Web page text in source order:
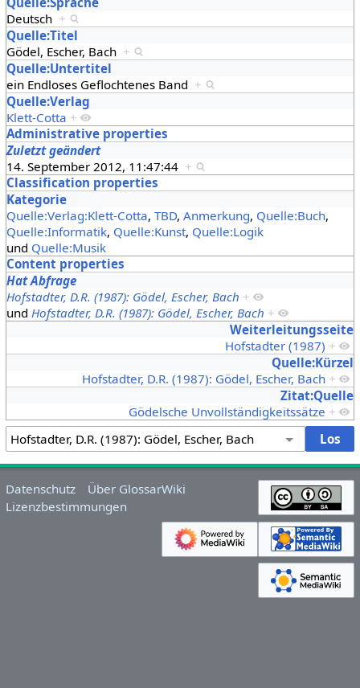
Deutsch +
Quelle:Titel
Gödel, Escher, Bach +
Quelle:Untertitel
ein Endloses Geflochtenes Band +
Quelle:Verlag
Klett-Cotta +
Administrative properties
Zuletzt geändert
14. September 2012, 11:47:44 +
Classification properties
Kategorie
Quelle:Verlag:Klett-Cotta, TBD, Anmerkung, Quelle:Buch,
Quelle:Informatik, Quelle:Kunst, Quelle:Logik
und Quelle:Musik
Content properties
Hat Abfrage
Hofstadter, D.R. (1987): Gödel, Escher, Bach +
und Hofstadter, D.R. (1987): Gödel, Escher, Bach +
Weiterleitungsseite
Hofstadter (1987) +
Quelle:Kürzel
Hofstadter, D.R. (1987): Gödel, Escher, Bach +
Zitat:Quelle
Gödelsche Unvollständigkeitssätze +
Datenschutz
Über GlossarWiki
Lizenzbestimmungen